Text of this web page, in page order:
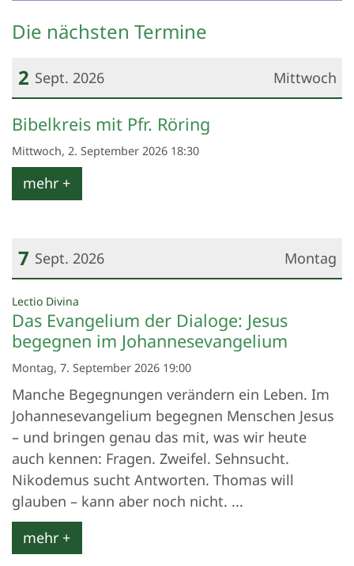
Die nächsten Termine
Mittwoch
2 Sept. 2026
Datum: 2. September 2026
Bibelkreis mit Pfr. Röring
Mittwoch, 2. September 2026 18:30
mehr +
Montag
7 Sept. 2026
Datum: 7. September 2026
Lectio Divina
Das Evangelium der Dialoge: Jesus
begegnen im Johannesevangelium
Montag, 7. September 2026 19:00
Manche Begegnungen verändern ein Leben. Im
Johannesevangelium begegnen Menschen Jesus
– und bringen genau das mit, was wir heute
auch kennen: Fragen. Zweifel. Sehnsucht.
Nikodemus sucht Antworten. Thomas will
glauben – kann aber noch nicht. ...
mehr +